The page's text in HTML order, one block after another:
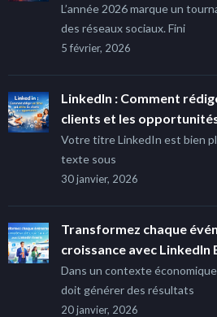
L’année 2026 marque un
des réseaux sociaux. Fini
5 février, 2026
LinkedIn : Comment
clients et les
Votre titre LinkedIn est bien
texte sous
30 janvier, 2026
Transformez chaque
croissance avec LinkedIn
Dans un contexte
doit générer des résultats
20 janvier, 2026